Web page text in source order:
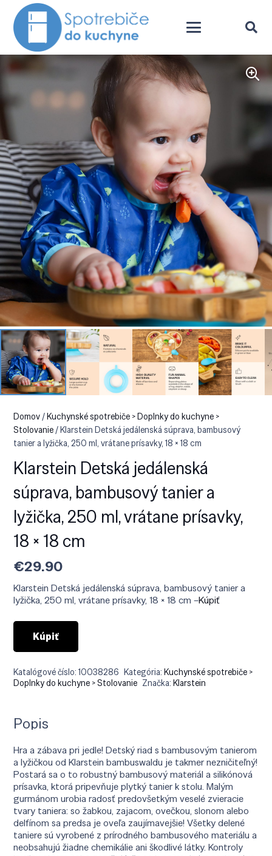
Domov/Kuchynské spotrebiče > Doplnky do kuchyne >
Stolovanie/ Klarstein Detská jedálenská súprava, bambusový
tanier a lyžička, 250 ml, vrátane prísavky, 18 × 18 cm
Klarstein Detská jedálenská
súprava, bambusový tanier a
lyžička, 250 ml, vrátane prísavky,
18 × 18 cm
€29.90
Klarstein Detská jedálenská súprava, bambusový tanier a
lyžička, 250 ml, vrátane prísavky, 18 × 18 cm –Kúpiť
Kúpiť
Katalógové číslo:10038286 Kategória:Kuchynské spotrebiče >
Doplnky do kuchyne > Stolovanie Značka:Klarstein
Popis
Hra a zábava pri jedle! Detský riad s bambusovým tanierom
a lyžičkou od Klarstein bambuswaldu je takmer nezničiteľný!
Postará sa o to robustný bambusový materiál a silikónová
prísavka, ktorá pripevňuje plytký tanier k stolu. Malým
gurmánom urobia radosť predovšetkým veselé zvieracie
tvary taniera: so žabkou, zajacom, ovečkou, slonom alebo
delfínom sa predsa je oveľa zaujímavejšie! Všetky delené
taniere sú vyrobené z prírodného bambusového materiálu a
neobsahujú žiadne chemikálie ani škodlivé látky. Kontroly